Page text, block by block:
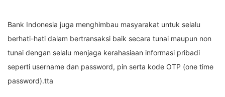
Bank Indonesia juga menghimbau masyarakat untuk selalu
berhati-hati dalam bertransaksi baik secara tunai maupun non
tunai dengan selalu menjaga kerahasiaan informasi pribadi
seperti username dan password, pin serta kode OTP (one time
password).tta